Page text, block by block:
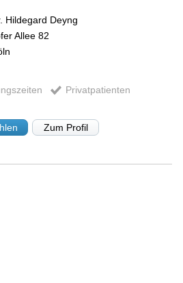
Hildegard Deyng
Allee 82
Privatpatienten
Zum Profil